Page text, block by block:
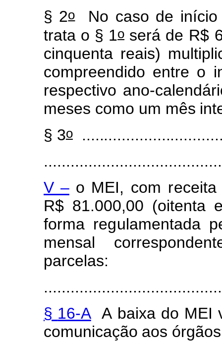
§ 2o No caso de início
trata o § 1o será de R$
cinquenta reais) multipl
compreendido entre o
respectivo ano-
meses como um mês
§ 3o
V –o MEI, com re
R$ 81.000,00 (oitenta
forma regulamentada
mensal cor
parcelas:
§ 16-A A baixa do MEI
comunicação aos órgãos